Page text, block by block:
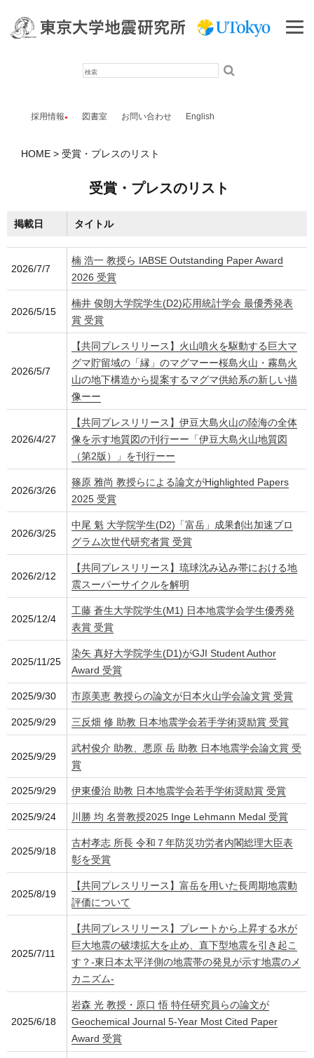
採用情報 図書室 お問い合わせ English
HOME 受賞・プレスのリスト
受賞・プレスのリスト
掲載日 タイトル
2026/7/7
楠 浩一 教授ら IABSE Outstanding Paper Award
2026 受賞
2026/5/15
楠井 俊朗大学院学生(D2)応用統計学会 最優秀発表
賞 受賞
2026/5/7
【共同プレスリリース】火山噴火を駆動する巨大マ
グマ貯留域の「縁」のマグマーー桜島火山・霧島火
山の地下構造から提案するマグマ供給系の新しい描
像ーー
2026/4/27
【共同プレスリリース】伊豆大島火山の陸海の全体
像を示す地質図の刊行ーー「伊豆大島火山地質図
（第2版）」を刊行ーー
2026/3/26
篠原 雅尚 教授らによる論文がHighlighted Papers
2025 受賞
2026/3/25
中尾 魁 大学院学生(D2)「富岳」成果創出加速プロ
グラム次世代研究者賞 受賞
2026/2/12
【共同プレスリリース】琉球沈み込み帯における地
震スーパーサイクルを解明
2025/12/4
工藤 蒼生大学院学生(M1) 日本地震学会学生優秀発
表賞 受賞
2025/11/25
染矢 真好大学院学生(D1)がGJI Student Author
Award 受賞
2025/9/30 市原美恵 教授らの論文が日本火山学会論文賞 受賞
2025/9/29 三反畑 修 助教 日本地震学会若手学術奨励賞 受賞
2025/9/29
武村俊介 助教、悪原 岳 助教 日本地震学会論文賞 受
賞
2025/9/29 伊東優治 助教 日本地震学会若手学術奨励賞 受賞
2025/9/24 川勝 均 名誉教授2025 Inge Lehmann Medal 受賞
2025/9/18
古村孝志 所長 令和７年防災功労者内閣総理大臣表
彰を受賞
2025/8/19
【共同プレスリリース】富岳を用いた長周期地震動
評価について
2025/7/11
【共同プレスリリース】プレートから上昇する水が
巨大地震の破壊拡大を止め、直下型地震を引き起こ
す？-東日本太平洋側の地震帯の発見が示す地震のメ
カニズム-
2025/6/18
岩森 光 教授・原口 悟 特任研究員らの論文が
Geochemical Journal 5-Year Most Cited Paper
Award 受賞